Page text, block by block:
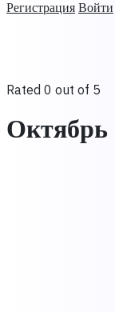
Регистрация Войти
Rated 0 out of 5
Октябрь